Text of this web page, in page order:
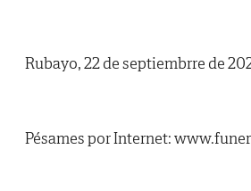
Rubayo, 22 de septiembrre de
Pésames por Internet: